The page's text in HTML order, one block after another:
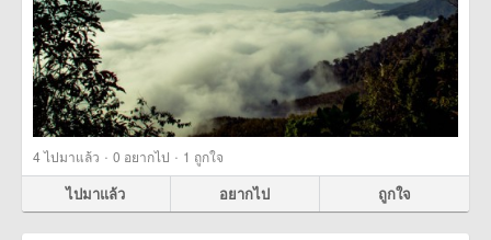
4ไปมาแล้ว · 0 อยากไป · 1 ถูกใจ
ไปมาแล้ว อยากไป ถูกใจ